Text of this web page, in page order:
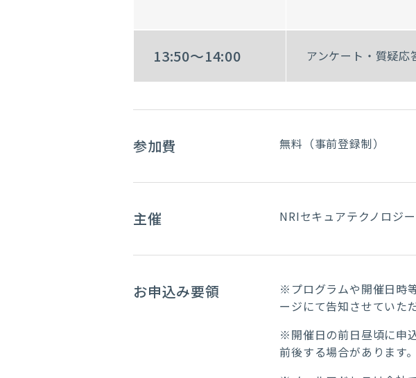
13:50〜14:00 アンケート・質疑応
参加費 無料（事前登録制）
主催 NRIセキュアテクノロジ
お申込み要領
※プログラムや開催日時
ージにて告知させていた
※開催日の前日昼頃に申
前後する場合があります。